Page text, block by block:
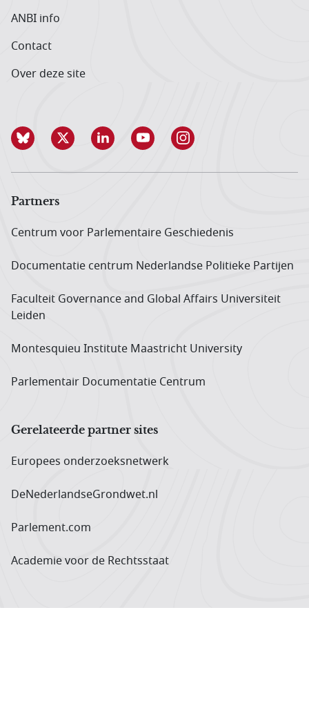
ANBI info
Contact
Over deze site
Partners
Centrum voor Parlementaire Geschiedenis
Documentatie centrum Neder­landse Politieke Partijen
Faculteit Governance and Global Affairs Universiteit
Leiden
Montesquieu Institute Maastricht University
Parlementair Documentatie Centrum
Gerelateerde partner sites
Europees onderzoeks­netwerk
DeNederlandseGrondwet.nl
Parlement.com
Academie voor de Rechtsstaat